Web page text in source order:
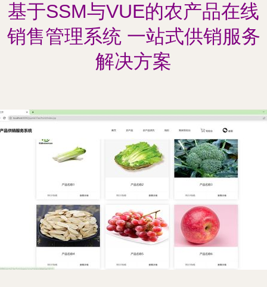
基于SSM与VUE的农产品在线
销售管理系统 一站式供销服务
解决方案